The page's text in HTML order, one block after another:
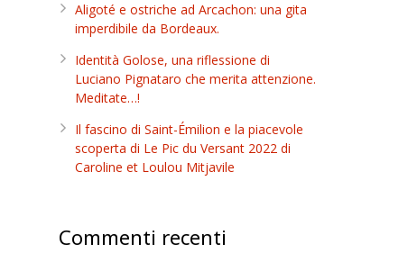
Aligoté e ostriche ad Arcachon: una gita
imperdibile da Bordeaux.
Identità Golose, una riflessione di
Luciano Pignataro che merita attenzione.
Meditate…!
Il fascino di Saint-Émilion e la piacevole
scoperta di Le Pic du Versant 2022 di
Caroline et Loulou Mitjavile
Commenti recenti